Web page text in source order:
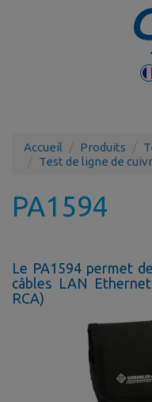
Accueil Produits
Test de ligne de
PA1594
Le PA1594 permet
câbles LAN
RCA)